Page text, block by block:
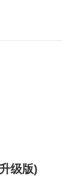
级版)